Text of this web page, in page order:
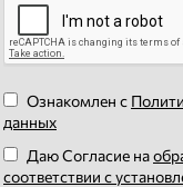
Ознакомлен с
данных
Даю Согласие на
соответствии с